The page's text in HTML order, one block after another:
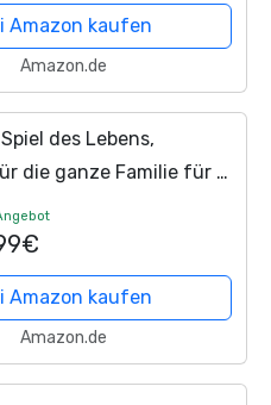
Amazon kaufen
Amazon.de
des Lebens,
die ganze Familie für 2
Kinder ab 8 Jahren,
Stifte
Amazon kaufen
Amazon.de